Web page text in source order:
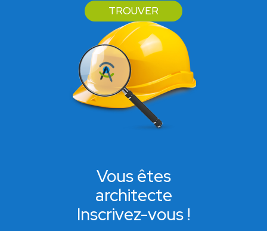
TROUVER
Vous êtes
architecte
Inscrivez-vous !